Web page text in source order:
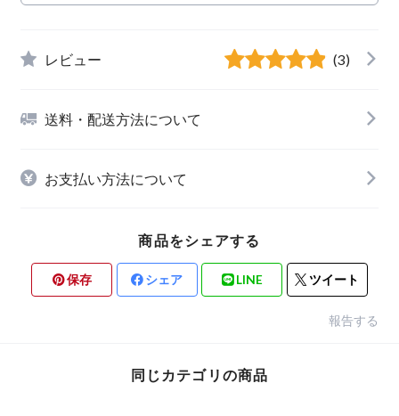
レビュー (3)
送料・配送方法について
お支払い方法について
商品をシェアする
保存 シェア LINE ツイート
報告する
同じカテゴリの商品